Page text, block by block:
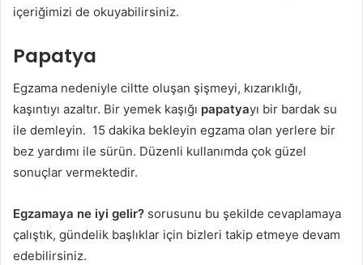
içeriğimizi de okuyabilirsiniz.
Papatya
Egzama nedeniyle ciltte oluşan şişmeyi, kızarıklığı,
kaşıntıyı azaltır. Bir yemek kaşığı papatyayı bir bardak su
ile demleyin. 15 dakika bekleyin egzama olan yerlere bir
bez yardımı ile sürün. Düzenli kullanımda çok güzel
sonuçlar vermektedir.
Egzamaya ne iyi gelir? sorusunu bu şekilde cevaplamaya
çalıştık, gündelik başlıklar için bizleri takip etmeye devam
edebilirsiniz.